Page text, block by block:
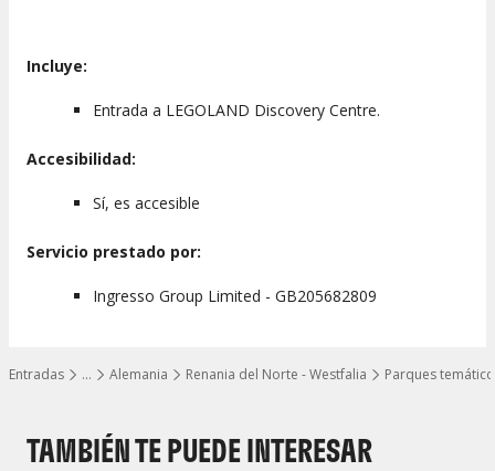
…
Mostrar todos los niveles
Entradas Alemania Renania del Norte - Westfalia Parques
Incluye:
Entrada a LEGOLAND Discovery Centre.
Accesibilidad:
Sí, es accesible
Servicio prestado por:
Ingresso Group Limited - GB205682809
TAMBIÉN TE PUEDE INTERESAR